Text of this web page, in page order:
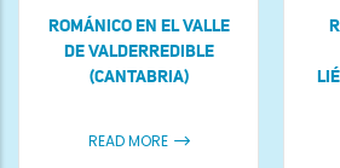
ROMÁNICO EN EL VALLE
DE VALDERREDIBLE
(CANTABRIA)
READ MORE